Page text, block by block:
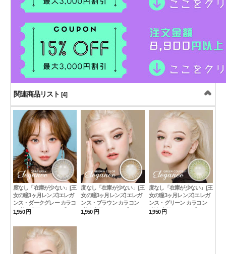
関連商品リスト [4]
度なし「在庫が少ない」[王
女の瞳3ヶ月レンズ]エレガ
ンス・ダークグレー カラコ
ン[着色直径：12.8mm】UV
1,950 円
度なし「在庫が少ない」[王
女の瞳3ヶ月レンズ]エレガ
ンス・ブラウン カラコン
[着色直径：12.8mm】UVカ
1,950 円
度なし「在庫が少ない」[王
女の瞳3ヶ月レンズ]エレガ
ンス・グリーン カラコン
[着色直径：12.8mm】UVカ
1,950 円